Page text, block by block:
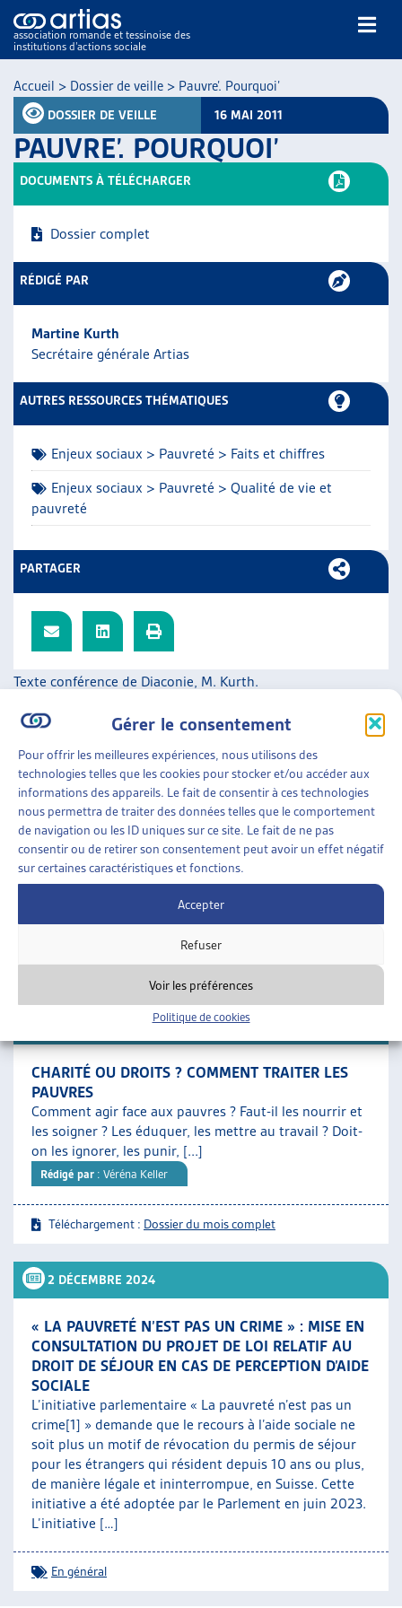
Gérer le consentement
Pour offrir les meilleures expériences, nous utilisons des
technologies telles que les cookies pour stocker et/ou accéder aux
informations des appareils. Le fait de consentir à ces technologies
nous permettra de traiter des données telles que le comportement
de navigation ou les ID uniques sur ce site. Le fait de ne pas
consentir ou de retirer son consentement peut avoir un effet négatif
sur certaines caractéristiques et fonctions.
Accepter
Refuser
Voir les préférences
Politique de cookies
association romande et tessinoise des
institutions d’actions sociale
NOS PUBLICATIONS
ARTICLES
THÉMATIQUES
GUIDE SOCIAL ROMAND
PROJETS ET ACTIVITÉS
JOURNÉES D’AUTOMNE
Accueil > Dossier de veille > Pauvre’. Pourquoi’
DOSSIER DE VEILLE 16 MAI 2011
PAUVRE’. POURQUOI’
Texte conférence de Diaconie, M. Kurth.
DOSSIER DU MOIS
LA PAUVRETÉ EN HÉRITAGE : UNE FATALITÉ ?
DONNER UNE PLACE AUX ENFANTS À L’AIDE
SOCIALE
Un tiers des bénéficiaires de l’aide sociale sont des
enfants : c’est le groupe démographique le plus
nombreux dans le dispositif. Ces derniers ont, par [...]
: Sylvia Garcia Delahaye | Caroline Dubath | Elena
CHARITÉ OU DROITS ? COMMENT TRAITER LES
PAUVRES
Comment agir face aux pauvres ? Faut-il les nourrir et
les soigner ? Les éduquer, les mettre au travail ? Doit-
on les ignorer, les punir, [...]
Rédigé par : Véréna Keller
Téléchargement : Dossier du mois complet
2 DÉCEMBRE 2024
« LA PAUVRETÉ N’EST PAS UN CRIME » : MISE EN
CONSULTATION DU PROJET DE LOI RELATIF AU
DROIT DE SÉJOUR EN CAS DE PERCEPTION D’AIDE
SOCIALE
L’initiative parlementaire « La pauvreté n’est pas un
crime[1] » demande que le recours à l’aide sociale ne
soit plus un motif de révocation du permis de séjour
pour les étrangers qui résident depuis 10 ans ou plus,
de manière légale et ininterrompue, en Suisse. Cette
initiative a été adoptée par le Parlement en juin 2023.
L’initiative […]
En général
DOCUMENTS À TÉLÉCHARGER
Dossier complet
RÉDIGÉ PAR
Martine Kurth
Secrétaire générale Artias
AUTRES RESSOURCES THÉMATIQUES
Enjeux sociaux > Pauvreté > Faits et chiffres
Enjeux sociaux > Pauvreté > Qualité de vie et
pauvreté
PARTAGER